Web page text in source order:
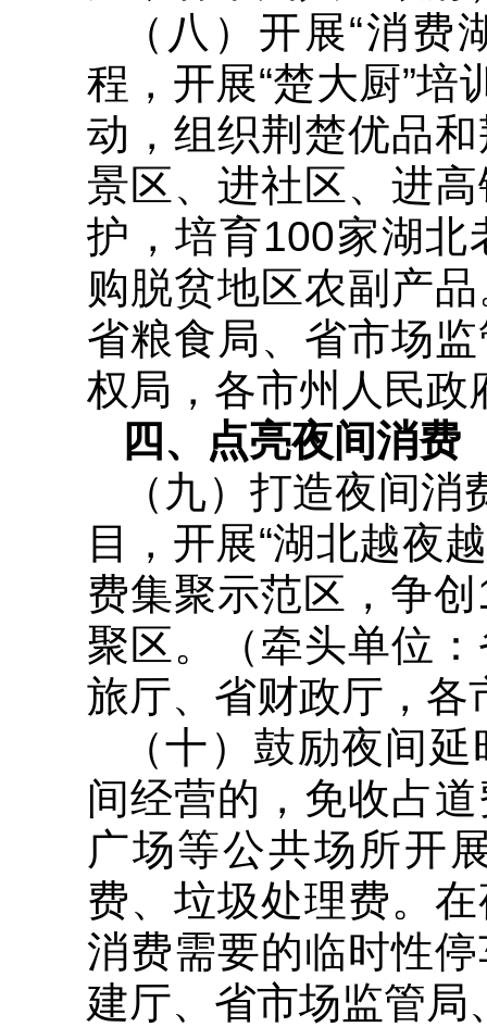
（八）开展“消
程，开展“楚大厨”培
动，组织荆楚优品
景区、进社区、进
护，培育100家湖北
购脱贫地区农副产
省粮食局、省市场
权局，各市州人民政
四、点亮夜间消费
（九）打造夜间
目，开展“湖北越夜
费集聚示范区，争
聚区。（牵头单位
旅厅、省财政厅，各
（十）鼓励夜间
间经营的，免收占
广场等公共场所开
费、垃圾处理费。
消费需要的临时性
建厅、省市场监管局